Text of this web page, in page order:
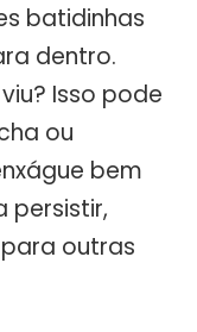
batidinhas
dentro.
Isso pode
ou
bem
persistir,
outras